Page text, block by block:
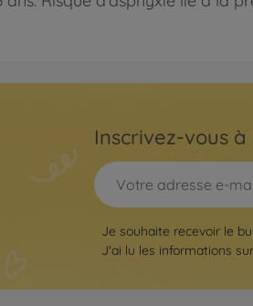
Inscrivez-vous
Je souhaite recevoir le
J'ai lu les informations